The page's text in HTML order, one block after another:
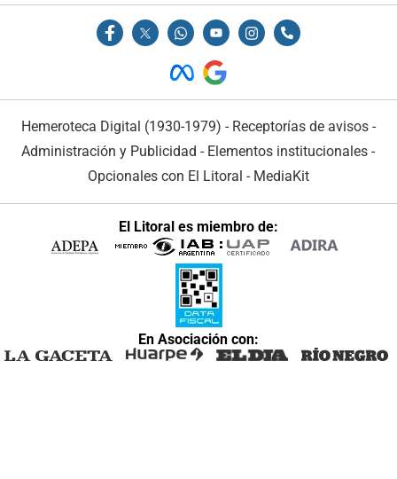
Hemeroteca Digital (1930-1979) - Receptorías de avisos -
Administración y Publicidad - Elementos institucionales -
Opcionales con El Litoral - MediaKit
El Litoral es miembro de:
En Asociación con: